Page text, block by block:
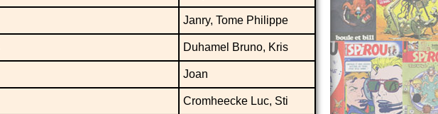
Janry, Tome Philippe
Duhamel Bruno, Kris
Joan
Cromheecke Luc, Sti